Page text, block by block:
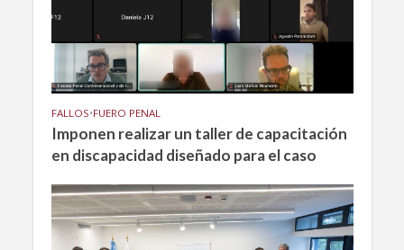
FALLOS•FUERO PENAL
Imponen realizar un taller de capacitación
en discapacidad diseñado para el caso